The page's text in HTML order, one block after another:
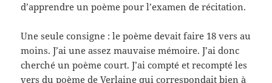
d’apprendre un poème pour l’examen de récitation.
Une seule consigne : le poème devait faire 18 vers au
moins. J’ai une assez mauvaise mémoire. J’ai donc
cherché un poème court. J’ai compté et recompté les
vers du poème de Verlaine qui correspondait bien à